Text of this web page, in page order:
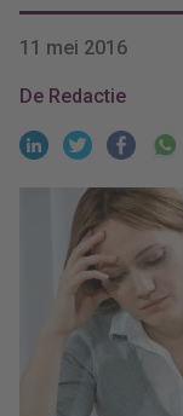
11 mei 2016
De Redactie